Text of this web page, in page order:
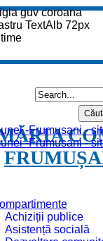
Achiziții publice
Asistență socială